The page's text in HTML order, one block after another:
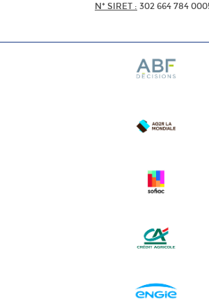
N* SIRET : 302 664 784